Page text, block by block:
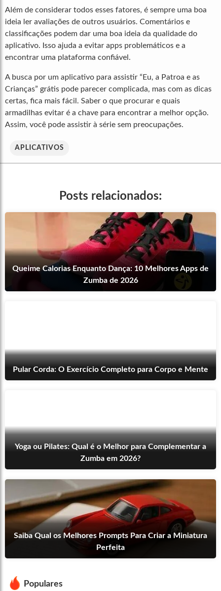
Além de considerar todos esses fatores, é sempre uma boa
ideia ler avaliações de outros usuários. Comentários e
classificações podem dar uma boa ideia da qualidade do
aplicativo. Isso ajuda a evitar apps problemáticos e a
encontrar uma plataforma confiável.
A busca por um aplicativo para assistir “Eu, a Patroa e as
Crianças” grátis pode parecer complicada, mas com as dicas
certas, fica mais fácil. Saber o que procurar e quais
armadilhas evitar é a chave para encontrar a melhor opção.
Assim, você pode assistir à série sem preocupações.
APLICATIVOS
Posts relacionados:
Queime Calorias Enquanto Dança: 10 Melhores Apps de
Zumba de 2026
Pular Corda: O Exercício Completo para Corpo e Mente
Yoga ou Pilates: Qual é o Melhor para Complementar a
Zumba em 2026?
Saiba Qual os Melhores Prompts Para Criar a Miniatura
Perfeita
Populares